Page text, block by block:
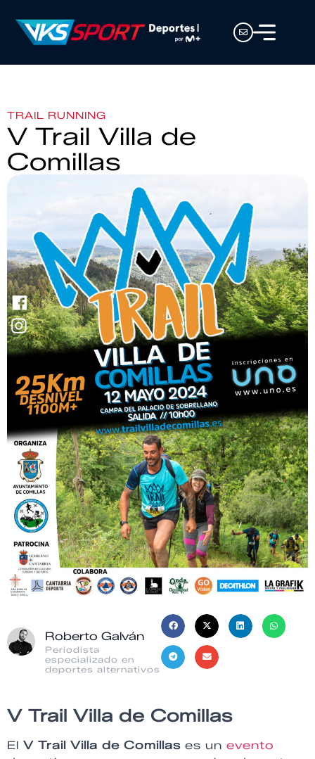
TRAIL RUNNING
V Trail Villa de
Comillas
Roberto Galván
Periodista
especializado en
deportes alternativos
V Trail Villa de Comillas
El V Trail Villa de Comillas es un evento